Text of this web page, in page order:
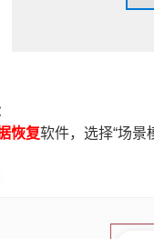
恢复软件，选择“场景